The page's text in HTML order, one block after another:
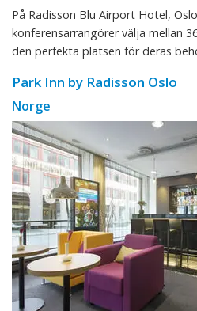
På Radisson Blu Airport Hotel,
konferensarrangörer välja mellan
den perfekta platsen för deras
Park Inn by Radisson Oslo
Norge